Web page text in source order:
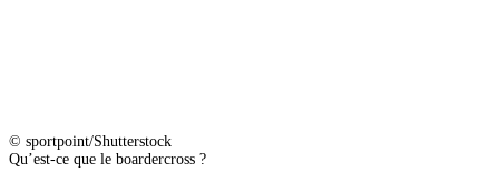
© sportpoint/Shutterstock
Qu’est-ce que le boardercross ?